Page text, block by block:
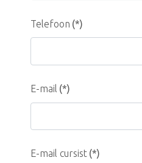
Telefoon (*)
E-mail (*)
E-mail cursist (*)